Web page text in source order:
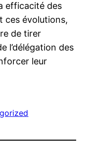
efficacité des
ces évolutions,
de tirer
l’délégation des
leur